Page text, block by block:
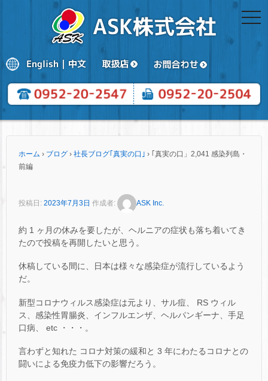
ホーム › ブログ › 社長ブログ｢真実の口｣ › ｢真実の口」2,041 感染列島・
前編
投稿日: 2023年7月3日 作成者: ASK Inc.
約 1 ヶ月の休みを要したが、ヘルニアの症状も落ち着いてき
たので投稿を再開したいと思う。
休稿している間に、日本は様々な感染症が流行しているよう
だ。
新型コロナウィルス感染症は元より、サル痘、 RS ウィル
ス、感染性胃腸炎、インフルエンザ、ヘルパンギーナ、手足
口病、 etc ・・・。
言わずと知れた コロナ対策の緩和と 3 年にわたるコロナとの
闘いによる免疫力低下の影響だろう。